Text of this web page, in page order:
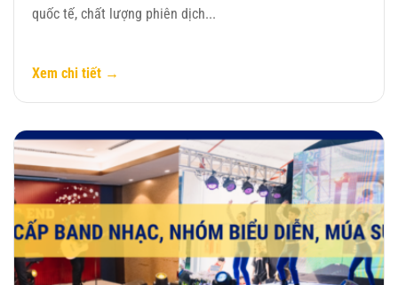
quốc tế, chất lượng phiên dịch...
Xem chi tiết →